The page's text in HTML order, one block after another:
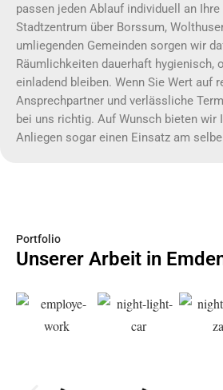
passen jeden Ablauf individuell an
Stadtzentrum über Borssum,
umliegenden Gemeinden sorgen wir
Räumlichkeiten dauerhaft hygienisch,
einladend bleiben. Wenn Sie Wert auf
Ansprechpartner und verlässliche
bei uns richtig. Auf Wunsch bieten wir
Anliegen sogar einen Einsatz am
Portfolio
Unserer Arbeit in